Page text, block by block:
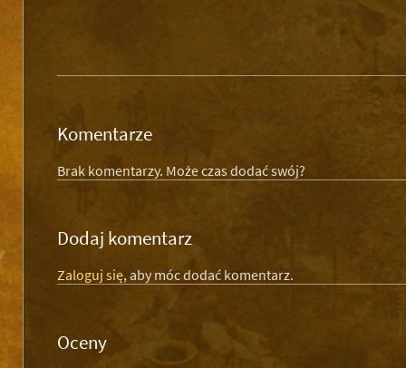
Komentarze
Brak komentarzy. Może czas dodać swój?
Dodaj komentarz
Zaloguj się, aby móc dodać komentarz.
Oceny